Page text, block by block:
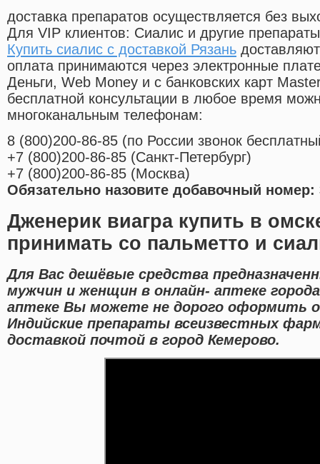
доставка препаратов осуществляется без
Для VIP клиентов: Сиалис и другие
Купить сиалис с доставкой Рязань
оплата принимаются через электронные
Деньги, Web Money и с банковских карт
бесплатной консультации в любое время
многоканальным телефонам:
8 (800)200-86-85 (по России звонок
+7 (800)200-86-85 (Санкт-Петербург)
+7 (800)200-86-85 (Москва)
Обязательно назовите добавочный номер:
Дженерик виагра купить в
принимать со пальметто и
Для Вас дешёвые средства
мужчин и женщин в онлайн- аптеке
аптеке Вы можете не дорого оформить
Индийские препараты всеизвестных
доставкой почтой в город Кемерово.